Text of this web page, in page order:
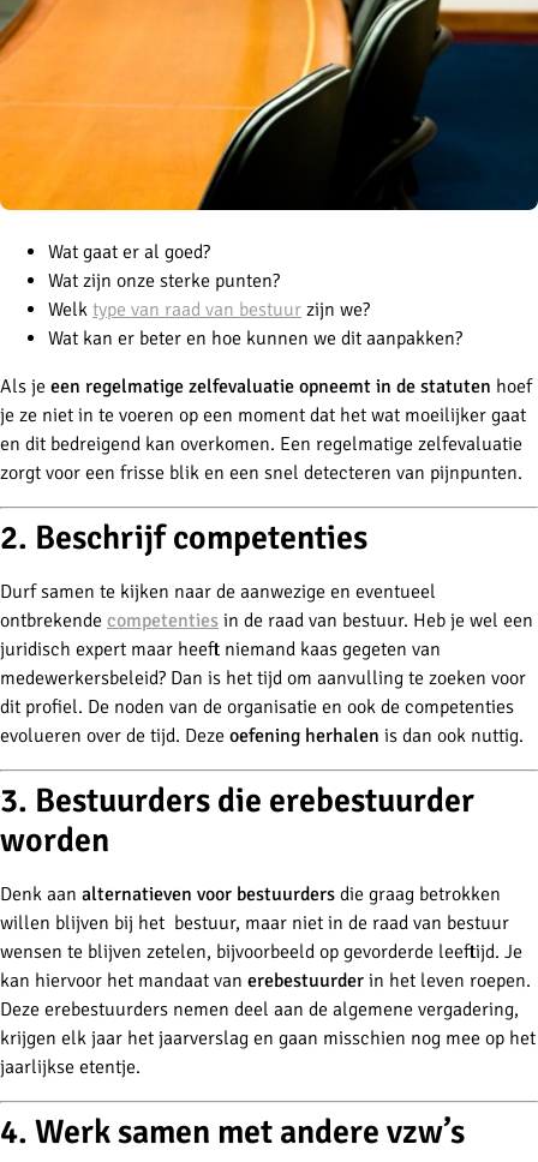
Wat gaat er al goed?
Wat zijn onze sterke punten?
Welk type van raad van bestuur zijn we?
Wat kan er beter en hoe kunnen we dit aanpakken?
Als je een regelmatige zelfevaluatie opneemt in de statuten hoef
je ze niet in te voeren op een moment dat het wat moeilijker gaat
en dit bedreigend kan overkomen. Een regelmatige zelfevaluatie
zorgt voor een frisse blik en een snel detecteren van pijnpunten.
2. Beschrijf competenties
Durf samen te kijken naar de aanwezige en eventueel
ontbrekende competenties in de raad van bestuur. Heb je wel een
juridisch expert maar heeft niemand kaas gegeten van
medewerkersbeleid? Dan is het tijd om aanvulling te zoeken voor
dit profiel. De noden van de organisatie en ook de competenties
evolueren over de tijd. Deze oefening herhalen is dan ook nuttig.
3. Bestuurders die erebestuurder
worden
Denk aan alternatieven voor bestuurders die graag betrokken
willen blijven bij het bestuur, maar niet in de raad van bestuur
wensen te blijven zetelen, bijvoorbeeld op gevorderde leeftijd. Je
kan hiervoor het mandaat van erebestuurder in het leven roepen.
Deze erebestuurders nemen deel aan de algemene vergadering,
krijgen elk jaar het jaarverslag en gaan misschien nog mee op het
jaarlijkse etentje.
4. Werk samen met andere vzw’s